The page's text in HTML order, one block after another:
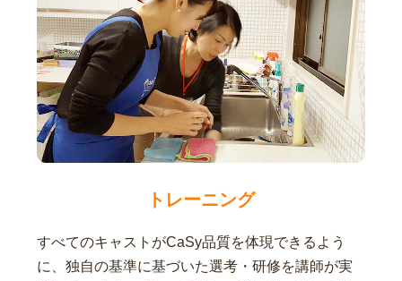
トレーニング
すべてのキャストがCaSy品質を体現できるよう
に、独自の基準に基づいた選考・研修を講師が実